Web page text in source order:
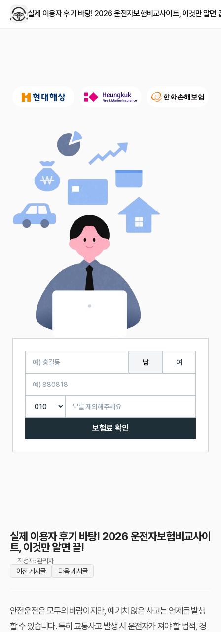
실제 이용자 후기 바탕! 2026 운전자보험비교사이트, 이것만 알면
남 여
보험료 확인
실제 이용자 후기 바탕! 2026 운전자보험비교사이
트, 이것만 알면 끝!
작성자: 관리자
이전 게시글
다음 게시글
안전운전은 모두의 바람이지만, 예기치 않은 사고는 언제든 발생
할 수 있습니다. 특히 교통사고 발생 시 운전자가 져야 할 법적, 경